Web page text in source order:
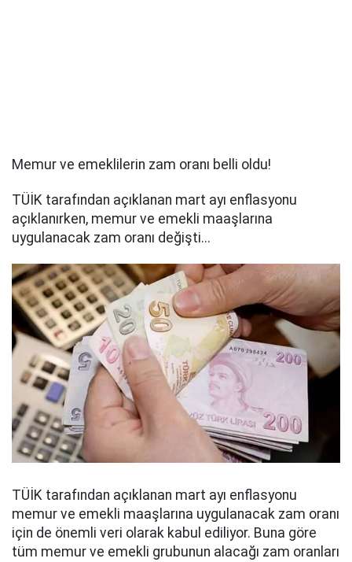
Memur ve emeklilerin zam oranı belli oldu!
TÜİK tarafından açıklanan mart ayı enflasyonu
açıklanırken, memur ve emekli maaşlarına
uygulanacak zam oranı değişti...
TÜİK tarafından açıklanan mart ayı enflasyonu
memur ve emekli maaşlarına uygulanacak zam oranı
için de önemli veri olarak kabul ediliyor. Buna göre
tüm memur ve emekli grubunun alacağı zam oranları